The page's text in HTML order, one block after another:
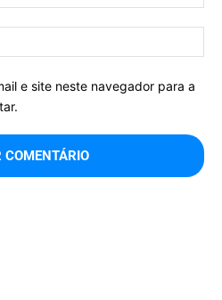
e site neste navegador para a